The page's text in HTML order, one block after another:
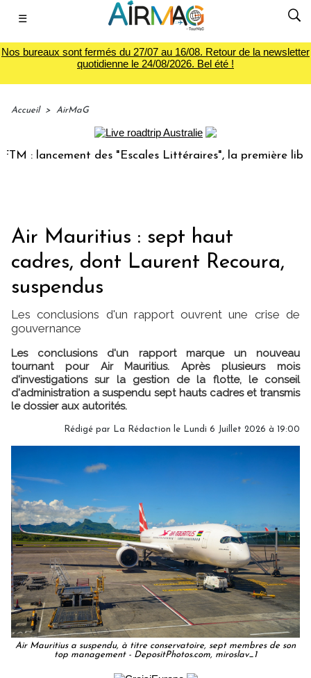
☰
Nos bureaux sont fermés du 27/07 au 16/08. Retour de la newsletter
quotidienne le 24/08/2026. Bel été !
Accueil > AirMaG
des "Escales Littéraires", la première librairie
Air Mauritius : sept haut
cadres, dont Laurent Recoura,
suspendus
Les conclusions d'un rapport ouvrent une crise de
gouvernance
Les conclusions d'un rapport marque un nouveau
tournant pour Air Mauritius. Après plusieurs mois
d'investigations sur la gestion de la flotte, le conseil
d'administration a suspendu sept hauts cadres et transmis
le dossier aux autorités.
Rédigé par La Rédaction le Lundi 6 Juillet 2026 à 19:00
Air Mauritius a suspendu, à titre conservatoire, sept membres de son
top management - DepositPhotos.com, miroslav_1